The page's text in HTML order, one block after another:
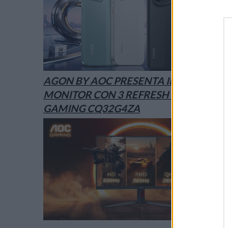
AGON BY AOC PRESENTA IL NUOVO
MONITOR CON 3 REFRESH RATE: ECCO IL
GAMING CQ32G4ZA